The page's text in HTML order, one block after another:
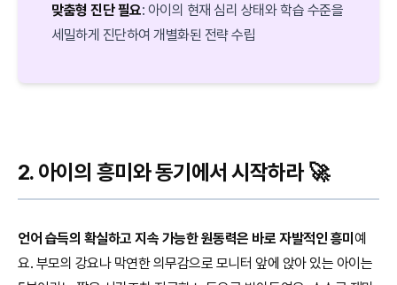
맞춤형 진단 필요: 아이의 현재 심리 상태와 학습 수준을
세밀하게 진단하여 개별화된 전략 수립
2. 아이의 흥미와 동기에서 시작하라 🚀
언어 습득의 확실하고 지속 가능한 원동력은 바로 자발적인 흥미 예
요. 부모의 강요나 막연한 의무감으로 모니터 앞에 앉아 있는 아이는